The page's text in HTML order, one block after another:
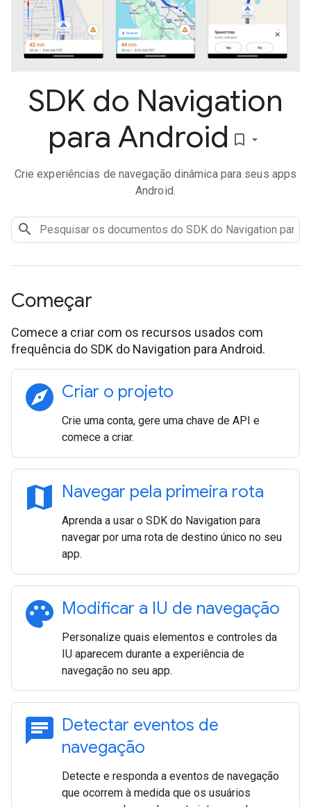
SDK do Navigation
para Android bookmark_border
Crie experiências de navegação dinâmica para seus apps
Android.
Começar
Comece a criar com os recursos usados com
frequência do SDK do Navigation para Android.
explore Criar o projeto
Crie uma conta, gere uma chave de API e
comece a criar.
map Navegar pela primeira rota
Aprenda a usar o SDK do Navigation para
navegar por uma rota de destino único no seu
app.
palette Modificar a IU de navegação
Personalize quais elementos e controles da
IU aparecem durante a experiência de
navegação no seu app.
chat Detectar eventos de
navegação
Detecte e responda a eventos de navegação
que ocorrem à medida que os usuários